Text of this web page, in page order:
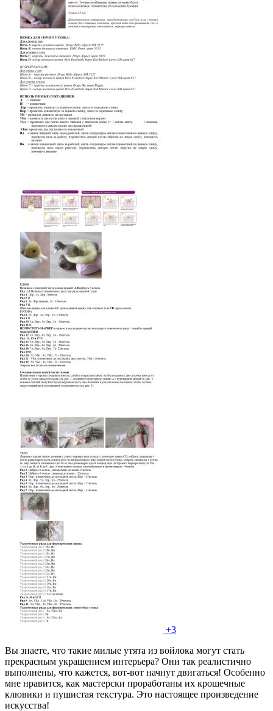
+3
Вы знаете, что такие милые утята из войлока могут стать
прекрасным украшением интерьера? Они так реалистично
выполнены, что кажется, вот-вот начнут двигаться! Особенно
мне нравится, как мастерски проработаны их крошечные
клювики и пушистая текстура. Это настоящее произведение
искусства!